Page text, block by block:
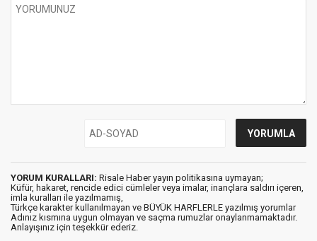
YORUM KURALLARI: Risale Haber yayın politikasına uymayan;
Küfür, hakaret, rencide edici cümleler veya imalar, inançlara saldırı içeren,
imla kuralları ile yazılmamış,
Türkçe karakter kullanılmayan ve BÜYÜK HARFLERLE yazılmış yorumlar
Adınız kısmına uygun olmayan ve saçma rumuzlar onaylanmamaktadır.
Anlayışınız için teşekkür ederiz.